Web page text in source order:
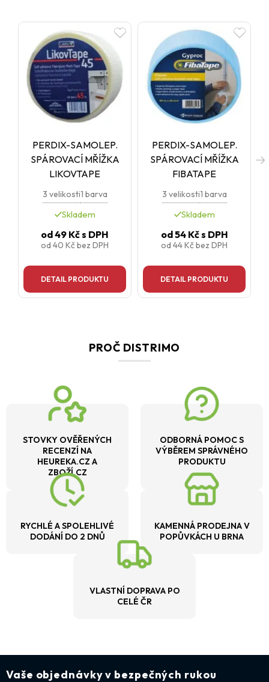
PERDIX-SAMOLEP.
SPÁROVACÍ MŘÍŽKA
LIKOVTAPE
3 velikosti1 barva
Skladem
od49 Kčs DPH
od 40 Kčbez DPH
DETAIL PRODUKTU
PERDIX-SAMOLEP.
SPÁROVACÍ MŘÍŽKA
FIBATAPE
3 velikosti1 barva
Skladem
od54 Kčs DPH
od 44 Kčbez DPH
DETAIL PRODUKTU
PROČ DISTRIMO
STOVKY OVĚŘENÝCH
RECENZÍ NA
HEUREKA.CZ A
ZBOŽÍ.CZ
ODBORNÁ POMOC S
VÝBĚREM SPRÁVNÉHO
PRODUKTU
RYCHLÉ A SPOLEHLIVÉ
DODÁNÍ DO 2 DNŮ
KAMENNÁ PRODEJNA V
POPŮVKÁCH U BRNA
VLASTNÍ DOPRAVA PO
CELÉ ČR
Vaše objednávky v bezpečných rukou